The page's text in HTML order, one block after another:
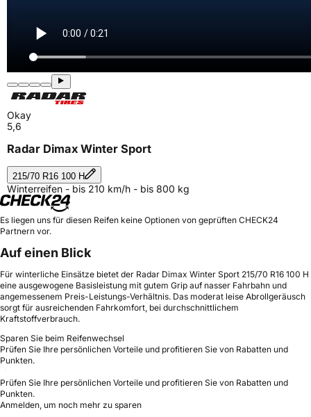
Okay
5,6
Radar Dimax Winter Sport
215/70 R16 100 H
Winterreifen - bis 210 km/h - bis 800 kg
Es liegen uns für diesen Reifen keine Optionen von geprüften CHECK24
Partnern vor.
Auf einen Blick
Für winterliche Einsätze bietet der Radar Dimax Winter Sport 215/70 R16 100 H
eine ausgewogene Basisleistung mit gutem Grip auf nasser Fahrbahn und
angemessenem Preis-Leistungs-Verhältnis. Das moderat leise Abrollgeräusch
sorgt für ausreichenden Fahrkomfort, bei durchschnittlichem
Kraftstoffverbrauch.
Sparen Sie beim Reifenwechsel
Prüfen Sie Ihre persönlichen Vorteile und profitieren Sie von Rabatten und
Punkten.
Prüfen Sie Ihre persönlichen Vorteile und profitieren Sie von Rabatten und
Punkten.
Anmelden, um noch mehr zu sparen